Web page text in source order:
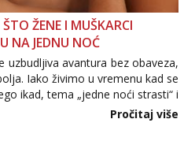
ŽENE I MUŠKARCI
NA JEDNU NOĆ
uzbudljiva avantura bez obaveza,
Iako živimo u vremenu kad se
ikad, tema „jedne noći strasti“ i
Što zapravo misle žene, a što
Pročitaj više